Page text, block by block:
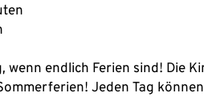
wenn endlich Ferien sind! Die
Jeden Tag